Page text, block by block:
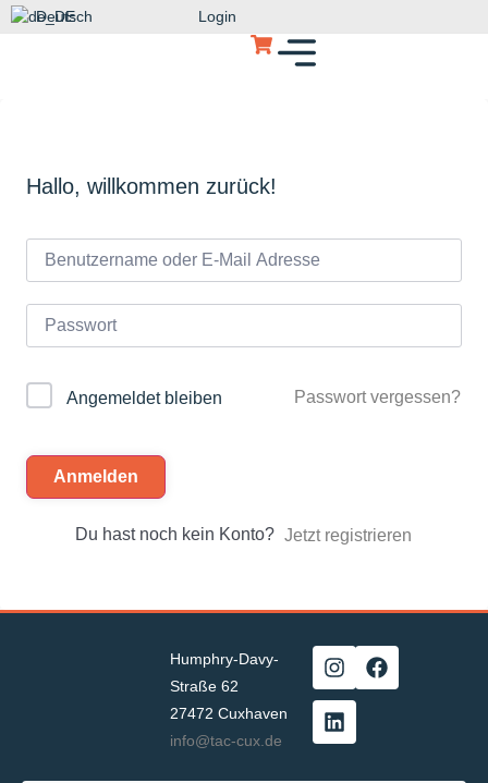
Deutsch Login
Hallo, willkommen zurück!
Angemeldet bleiben Passwort vergessen?
Anmelden
Du hast noch kein Konto? Jetzt registrieren
Humphry-Davy-
Straße 62
27472 Cuxhaven
info@tac-cux.de